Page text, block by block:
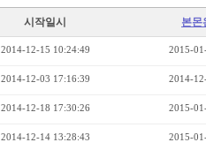
시작일시 본몬
2014-12-15 10:24:49 2015-
2014-12-03 17:16:39 2014-
2014-12-18 17:30:26 2015-
2014-12-14 13:28:43 2015-